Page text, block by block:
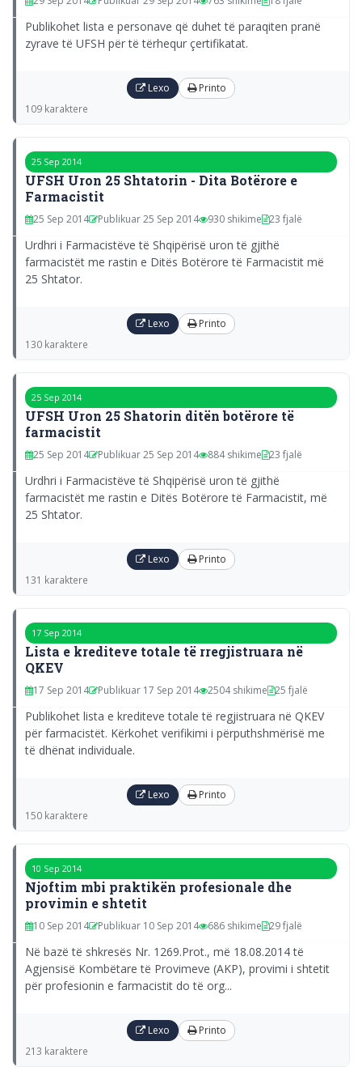
Publikohet lista e personave që duhet të paraqiten pranë
zyrave të UFSH për të tërhequr çertifikatat.
Lexo Printo
109 karaktere
25 Sep 2014
UFSH Uron 25 Shtatorin - Dita Botërore e
Farmacistit
25 Sep 2014 Publikuar 25 Sep 2014 930 shikime 23 fjalë
Urdhri i Farmacistëve të Shqipërisë uron të gjithë
farmacistët me rastin e Ditës Botërore të Farmacistit më
25 Shtator.
Lexo Printo
130 karaktere
25 Sep 2014
UFSH Uron 25 Shatorin ditën botërore të
farmacistit
25 Sep 2014 Publikuar 25 Sep 2014 884 shikime 23 fjalë
Urdhri i Farmacistëve të Shqipërisë uron të gjithë
farmacistët me rastin e Ditës Botërore të Farmacistit, më
25 Shtator.
Lexo Printo
131 karaktere
17 Sep 2014
Lista e krediteve totale të rregjistruara në
QKEV
17 Sep 2014 Publikuar 17 Sep 2014 2504 shikime 25 fjalë
Publikohet lista e krediteve totale të regjistruara në QKEV
për farmacistët. Kërkohet verifikimi i përputhshmërisë me
të dhënat individuale.
Lexo Printo
150 karaktere
10 Sep 2014
Njoftim mbi praktikën profesionale dhe
provimin e shtetit
10 Sep 2014 Publikuar 10 Sep 2014 686 shikime 29 fjalë
Në bazë të shkresës Nr. 1269.Prot., më 18.08.2014 të
Agjensisë Kombëtare të Provimeve (AKP), provimi i shtetit
për profesionin e farmacistit do të org...
Lexo Printo
213 karaktere